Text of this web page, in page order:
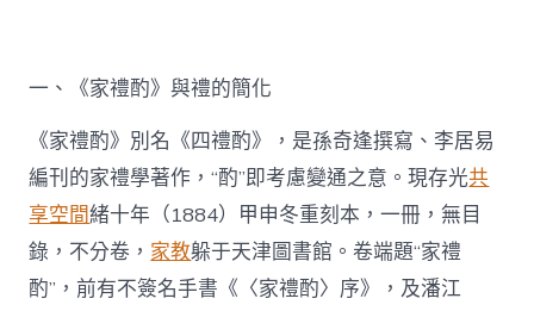
一、《家禮酌》與禮的簡化
《家禮酌》別名《四禮酌》，是孫奇逢撰寫、李居易
編刊的家禮學著作，“酌”即考慮變通之意。現存光共
享空間緒十年（1884）甲申冬重刻本，一冊，無目
錄，不分卷， 家教躲于天津圖書館。卷端題“家禮
酌”，前有不簽名手書《〈家禮酌〉序》，及潘江